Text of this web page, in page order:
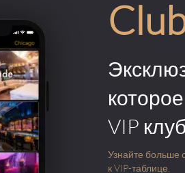
VIP
Узнайте больше
к VIP-таблице.